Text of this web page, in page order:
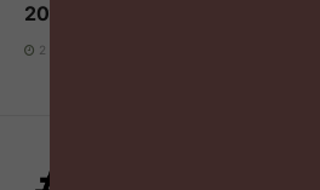
2026: wat moet je weten?
2 AUGUSTUS 2026